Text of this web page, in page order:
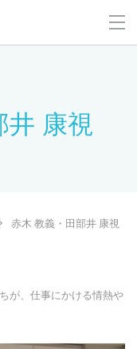
井 康視
赤木 教義・田部井 康視
が、仕事にかける情熱や